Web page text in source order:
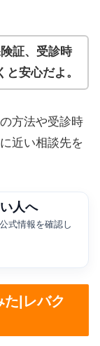
証、受診時
安心だよ。
方法や受診時
近い相談先を
人へ
式情報を確認し
た|レバク